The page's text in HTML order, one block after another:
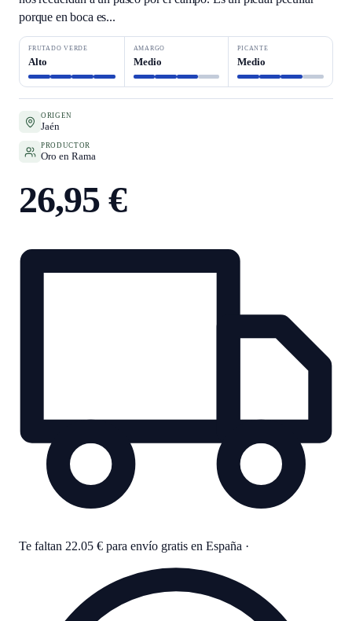
porque en boca es...
FRUTADO VERDE
Alto
AMARGO
Medio
PICANTE
Medio
ORIGEN
Jaén
PRODUCTOR
Oro en Rama
26,95 €
Te faltan 22.05 € para envío gratis en España ·